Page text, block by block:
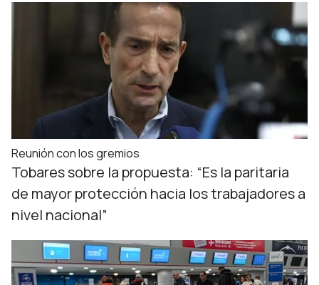
Reunión con los gremios
Tobares sobre la propuesta: “Es la paritaria
de mayor protección hacia los trabajadores a
nivel nacional”